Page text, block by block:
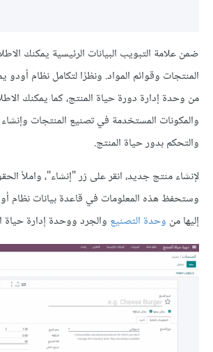
ضمن علامة التبويب البيانات الرئيسية يمكنك
المنتجات وقوائم المواد. ونظرًا لتكامل نظام أودو
من وحدة إدارة دورة حياة المنتج، كما يمكنك
والمكونات المستخدمة في تصنيع المنتجات وإنشاء
والتحكم بدور حياة المنتج.
لإنشاء منتج جديد، انقر على زر "إنشاء"، واملأ
وستحفظ هذه المعلومات في قاعدة بيانات نظام
إليها من وحدة التصنيع والجرد ووحدة إدارة حياة